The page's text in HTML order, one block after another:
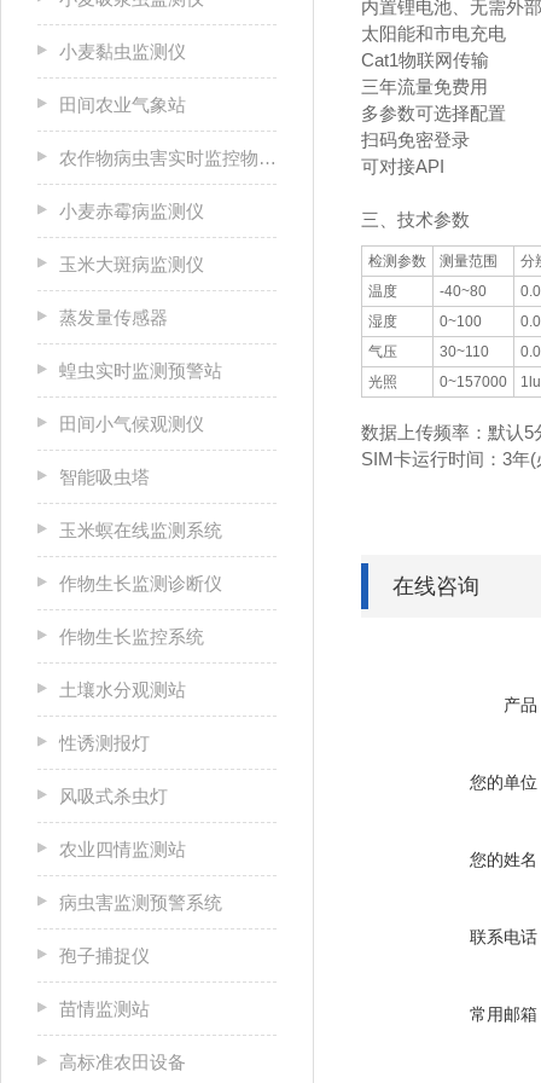
小麦黏虫监测仪
田间农业气象站
农作物病虫害实时监控物联网设备
小麦赤霉病监测仪
玉米大斑病监测仪
蒸发量传感器
蝗虫实时监测预警站
田间小气候观测仪
智能吸虫塔
玉米螟在线监测系统
作物生长监测诊断仪
作物生长监控系统
土壤水分观测站
性诱测报灯
风吸式杀虫灯
农业四情监测站
病虫害监测预警系统
孢子捕捉仪
苗情监测站
高标准农田设备
内置锂电池、无需外
太阳能和市电充电
Cat1物联网传输
三年流量免费用
多参数可选择配置
扫码免密登录
可对接API
三、技术参数
检测参数 测量范围
分
温度
-40~80
湿度
0~100
气压
30~110
光照
0~157000
数据上传频率：默认5
SIM卡运行时间：3年
在线咨询
产品
您的单位
您的姓名
联系电话
常用邮箱